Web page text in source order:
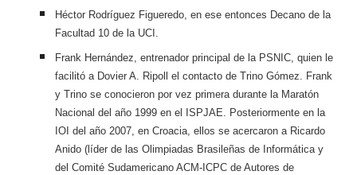
Héctor Rodríguez Figueredo, en ese entonces Decano de la
Facultad 10 de la UCI.
Frank Hernández, entrenador principal de la PSNIC, quien le
facilitó a Dovier A. Ripoll el contacto de Trino Gómez. Frank
y Trino se conocieron por vez primera durante la Maratón
Nacional del año 1999 en el ISPJAE. Posteriormente en la
IOI del año 2007, en Croacia, ellos se acercaron a Ricardo
Anido (líder de las Olimpiadas Brasileñas de Informática y
del Comité Sudamericano ACM-ICPC de Autores de